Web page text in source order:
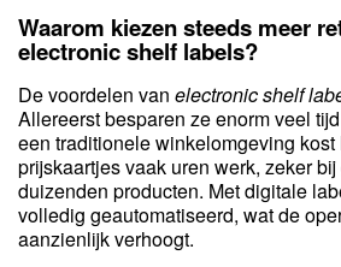
Waarom kiezen steeds meer
electronic shelf labels?
De voordelen van electronic shelf
Allereerst besparen ze enorm veel
een traditionele winkelomgeving
prijskaartjes vaak uren werk, zeker
duizenden producten. Met digitale
volledig geautomatiseerd, wat de
aanzienlijk verhoogt.